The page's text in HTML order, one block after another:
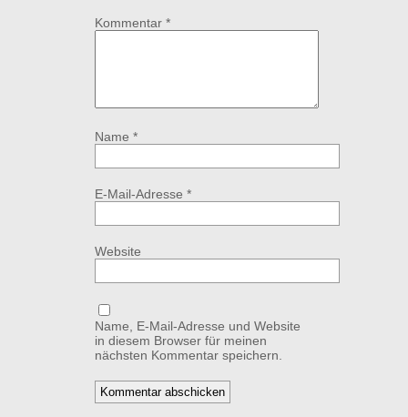
Kommentar *
Name *
E-Mail-Adresse *
Website
Name, E-Mail-Adresse und Website
in diesem Browser für meinen
nächsten Kommentar speichern.